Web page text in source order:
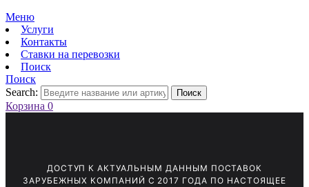
Меню
Услуги
Контакты
Ставки на перевозки
Поиск
Поиск
Search:
Поиск
Корзина 0
ДОСТУП К АКТУАЛЬНЫМ ДАННЫМ ПОСТАВОК
ЗАРУБЕЖНЫХ КОМПАНИЙ С 2017 ГОДА ПО НАСТОЯЩЕЕ